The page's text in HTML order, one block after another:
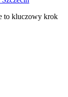
to kluczowy krok